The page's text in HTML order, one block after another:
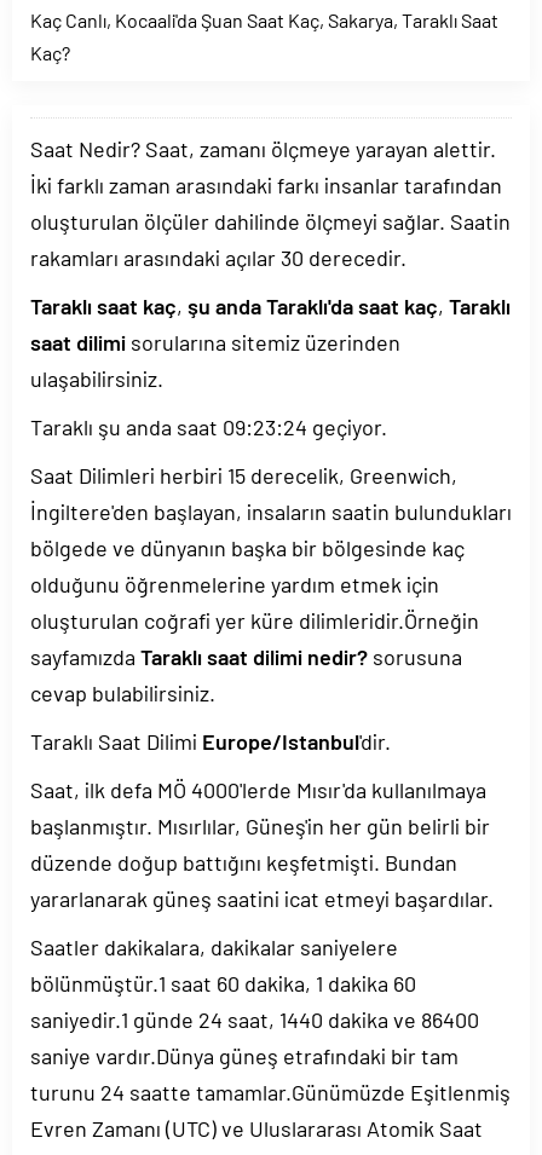
Kaç Canlı, Kocaali'da Şuan Saat Kaç, Sakarya, Taraklı Saat
Kaç?
Saat Nedir? Saat, zamanı ölçmeye yarayan alettir.
İki farklı zaman arasındaki farkı insanlar tarafından
oluşturulan ölçüler dahilinde ölçmeyi sağlar. Saatin
rakamları arasındaki açılar 30 derecedir.
Taraklı saat kaç, şu anda Taraklı'da saat kaç, Taraklı
saat dilimi sorularına sitemiz üzerinden
ulaşabilirsiniz.
Taraklı şu anda saat 09:23:24 geçiyor.
Saat Dilimleri herbiri 15 derecelik, Greenwich,
İngiltere'den başlayan, insaların saatin bulundukları
bölgede ve dünyanın başka bir bölgesinde kaç
olduğunu öğrenmelerine yardım etmek için
oluşturulan coğrafi yer küre dilimleridir.Örneğin
sayfamızda Taraklı saat dilimi nedir? sorusuna
cevap bulabilirsiniz.
Taraklı Saat Dilimi Europe/Istanbul'dir.
Saat, ilk defa MÖ 4000'lerde Mısır'da kullanılmaya
başlanmıştır. Mısırlılar, Güneş'in her gün belirli bir
düzende doğup battığını keşfetmişti. Bundan
yararlanarak güneş saatini icat etmeyi başardılar.
Saatler dakikalara, dakikalar saniyelere
bölünmüştür.1 saat 60 dakika, 1 dakika 60
saniyedir.1 günde 24 saat, 1440 dakika ve 86400
saniye vardır.Dünya güneş etrafındaki bir tam
turunu 24 saatte tamamlar.Günümüzde Eşitlenmiş
Evren Zamanı (UTC) ve Uluslararası Atomik Saat